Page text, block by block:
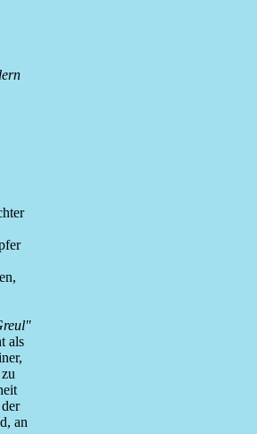
als
an